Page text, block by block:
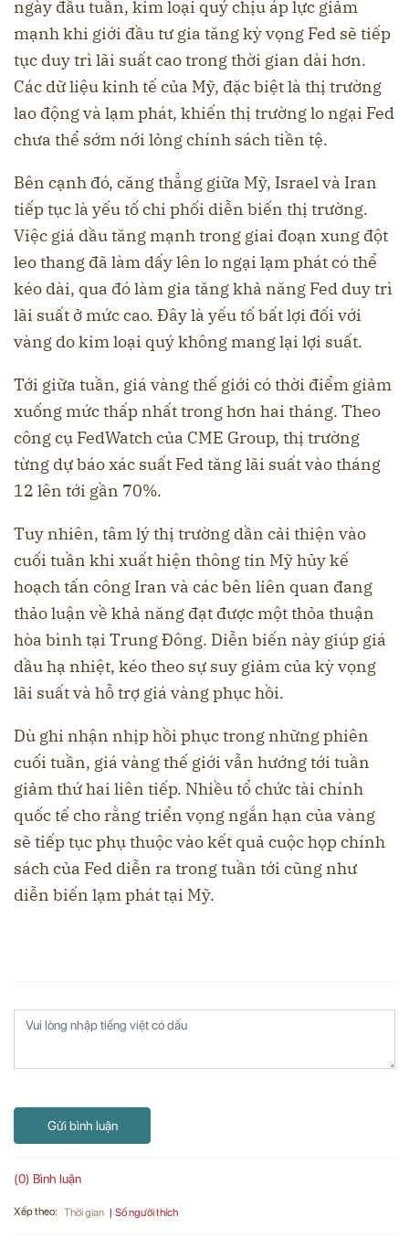
ngày đầu tuần, kim loại quý chịu áp lực giảm
mạnh khi giới đầu tư gia tăng kỳ vọng Fed sẽ tiếp
tục duy trì lãi suất cao trong thời gian dài hơn.
Các dữ liệu kinh tế của Mỹ, đặc biệt là thị trường
lao động và lạm phát, khiến thị trường lo ngại Fed
chưa thể sớm nới lỏng chính sách tiền tệ.
Bên cạnh đó, căng thẳng giữa Mỹ, Israel và Iran
tiếp tục là yếu tố chi phối diễn biến thị trường.
Việc giá dầu tăng mạnh trong giai đoạn xung đột
leo thang đã làm dấy lên lo ngại lạm phát có thể
kéo dài, qua đó làm gia tăng khả năng Fed duy trì
lãi suất ở mức cao. Đây là yếu tố bất lợi đối với
vàng do kim loại quý không mang lại lợi suất.
Tới giữa tuần, giá vàng thế giới có thời điểm giảm
xuống mức thấp nhất trong hơn hai tháng. Theo
công cụ FedWatch của CME Group, thị trường
từng dự báo xác suất Fed tăng lãi suất vào tháng
12 lên tới gần 70%.
Tuy nhiên, tâm lý thị trường dần cải thiện vào
cuối tuần khi xuất hiện thông tin Mỹ hủy kế
hoạch tấn công Iran và các bên liên quan đang
thảo luận về khả năng đạt được một thỏa thuận
hòa bình tại Trung Đông. Diễn biến này giúp giá
dầu hạ nhiệt, kéo theo sự suy giảm của kỳ vọng
lãi suất và hỗ trợ giá vàng phục hồi.
Dù ghi nhận nhịp hồi phục trong những phiên
cuối tuần, giá vàng thế giới vẫn hướng tới tuần
giảm thứ hai liên tiếp. Nhiều tổ chức tài chính
quốc tế cho rằng triển vọng ngắn hạn của vàng
sẽ tiếp tục phụ thuộc vào kết quả cuộc họp chính
sách của Fed diễn ra trong tuần tới cũng như
diễn biến lạm phát tại Mỹ.
Gửi bình luận
(0) Bình luận
Xếp theo: Thời gian Số người thích